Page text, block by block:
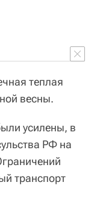
теплая
весны.
усилены, в
РФ на
транспорт